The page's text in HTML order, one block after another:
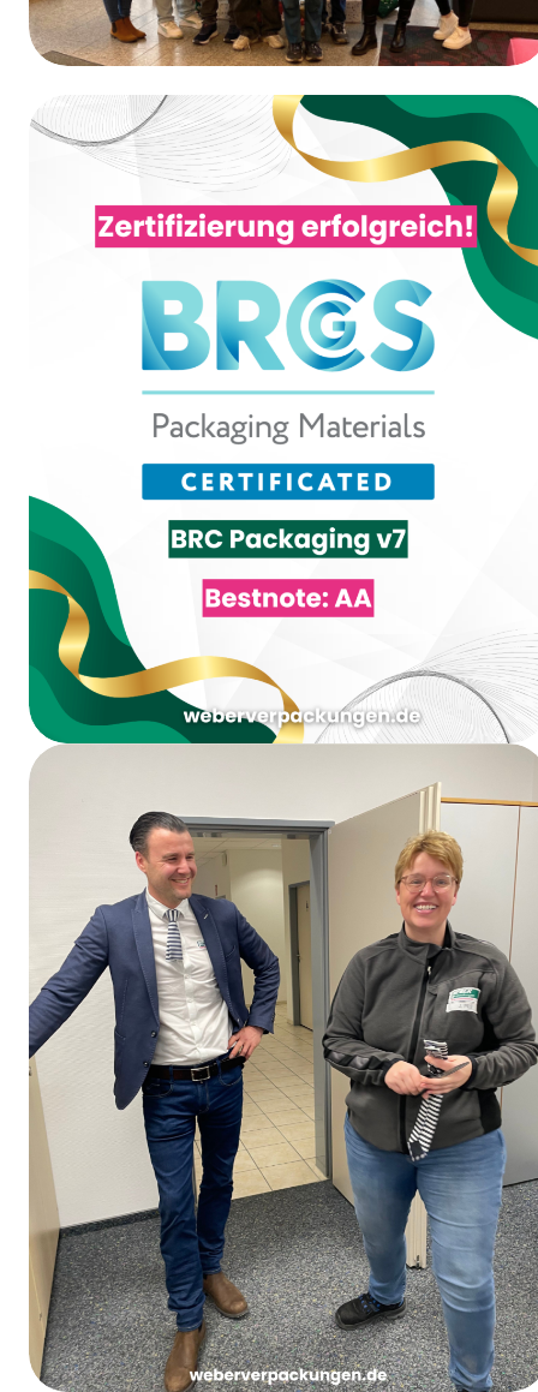
Gewinner des Gewinnspiels vom Tag der
Ausbildung
Bewertung AA bei der BRCGS Packaging
Materials Issue 7 Zertifizierung